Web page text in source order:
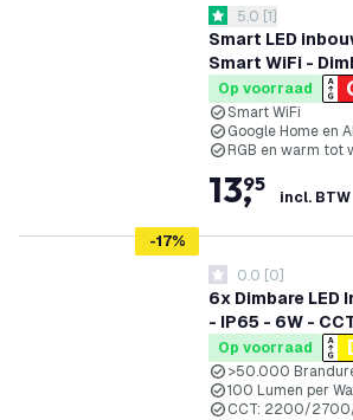
Smart LED
Smart WiFi -
reviews
5 score sterren
5.0 [1]
Op voorraad
Smart WiFi
Google Home en
RGB en warm tot
13,
95
incl. BTW
-17%
6x Dimbare
- IP65 - 6W -
- Geschikt voor
0 score sterren
0.0 [0]
Op voorraad
>50.000
100 Lumen per
CCT: 2200/